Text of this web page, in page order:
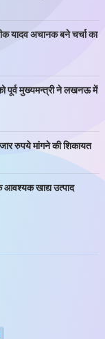
यादव अचानक बने चर्चा का
पूर्व मुख्यमन्त्री ने लखनऊ में
रुपये मांगने की शिकायत
आवश्यक खाद्य उत्पाद